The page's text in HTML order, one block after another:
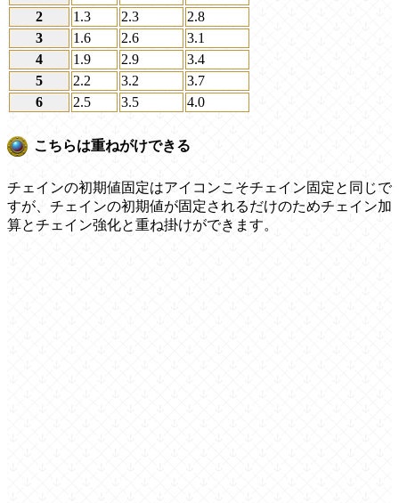
2
1.3 2.3
2.8
3
1.6 2.6
3.1
4
1.9 2.9
3.4
5
2.2 3.2
3.7
6
2.5 3.5 4.0
こちらは重ねがけできる
チェインの初期値固定はアイコンこそチェイン固定と同じで
すが、チェインの初期値が固定されるだけのためチェイン加
算とチェイン強化と重ね掛けができます。